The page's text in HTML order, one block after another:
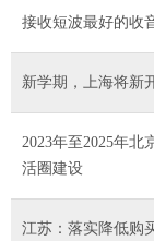
接收短波最好的收
新学期，上海将新
2023年至2025年北
活圈建设
江苏：落实降低购